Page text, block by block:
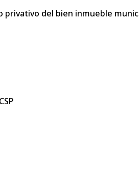
del bien inmueble